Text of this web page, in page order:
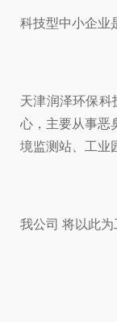
科技型中小企业
天津润泽环保
心，主要从事恶
境监测站、工业
我公司 将以此